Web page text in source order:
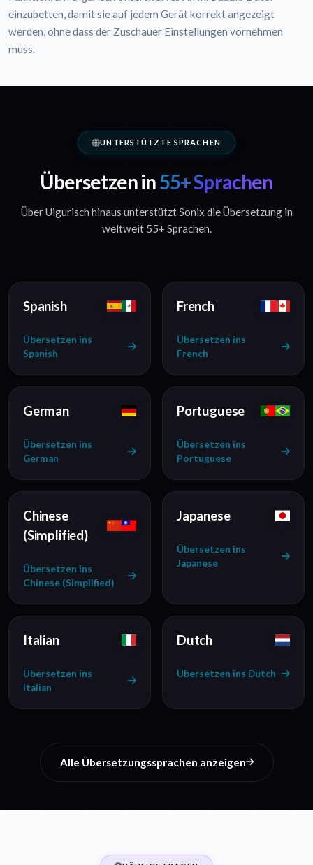
einzubetten, damit sie auf jedem Gerät korrekt angezeigt
werden, ohne dass der Zuschauer Einstellungen vornehmen
muss.
UNTERSTÜTZTE SPRACHEN
Übersetzen in55+ Sprachen
Über Uigurisch hinaus unterstützt Sonix die Übersetzung in
weltweit 55+ Sprachen.
Spanish
Übersetzen ins
Spanish
French
Übersetzen ins
French
German
Übersetzen ins
German
Portuguese
Übersetzen ins
Portuguese
Chinese
(Simplified)
Übersetzen ins
Chinese (Simplified)
Japanese
Übersetzen ins
Japanese
Italian
Übersetzen ins
Italian
Dutch
Übersetzen ins Dutch
Alle Übersetzungssprachen anzeigen